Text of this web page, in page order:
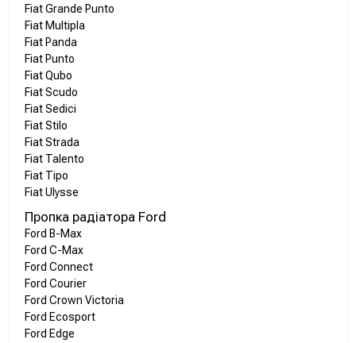
Fiat Grande Punto
Fiat Multipla
Fiat Panda
Fiat Punto
Fiat Qubo
Fiat Scudo
Fiat Sedici
Fiat Stilo
Fiat Strada
Fiat Talento
Fiat Tipo
Fiat Ulysse
Пропка радіатора Ford
Ford B-Max
Ford C-Max
Ford Connect
Ford Courier
Ford Crown Victoria
Ford Ecosport
Ford Edge